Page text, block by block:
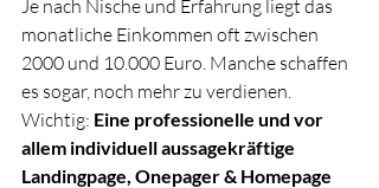
Je nach Nische und Erfahrung liegt das
monatliche Einkommen oft zwischen
2000 und 10.000 Euro. Manche schaffen
es sogar, noch mehr zu verdienen.
Wichtig: Eine professionelle und vor
allem individuell aussagekräftige
Landingpage, Onepager & Homepage